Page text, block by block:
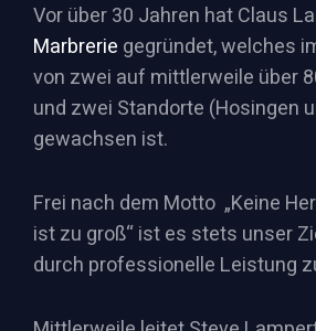
Vor über 30 Jahren hat Claus
Marbrerie gegründet, welches
von zwei auf mittlerweile über
und zwei Standorte (Hosingen
gewachsen ist.
Frei nach dem Motto „Keine
ist zu groß“ ist es stets unser
durch professionelle Leistung